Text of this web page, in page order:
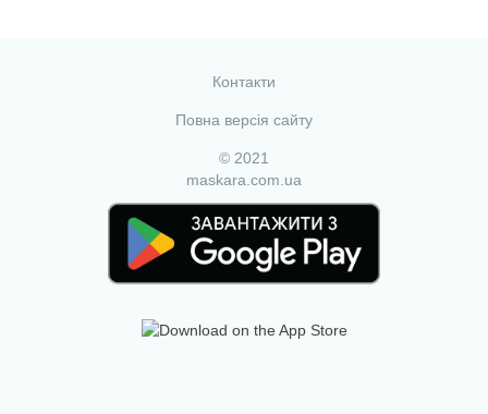
Контакти
Повна версія сайту
© 2021
maskara.com.ua